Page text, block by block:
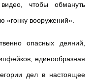
чтобы обмануть
«гонку вооружений».
опасных деяний,
единообразная
дел в настоящее